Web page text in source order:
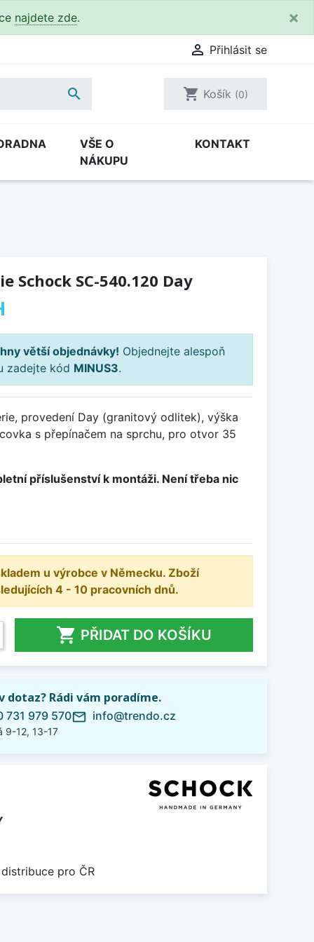
najdete zde. ×
 Přihlásit se
 shopping_cart Košík (0)
VŠE O
NÁKUPU
KONTAKT
Schock SC-540.120 Day
větší objednávky! Objednejte alespoň
zadejte kód MINUS3.
provedení Day (granitový odlitek), výška
s přepínačem na sprchu, pro otvor 35
příslušenství k montáži. Není třeba nic
u výrobce v Německu. Zboží
4 - 10 pracovních dnů.
 PŘIDAT DO KOŠÍKU
dotaz? Rádi vám poradíme.
731 979 570
9-12, 13-17
mail_outline info@trendo.cz
pro ČR